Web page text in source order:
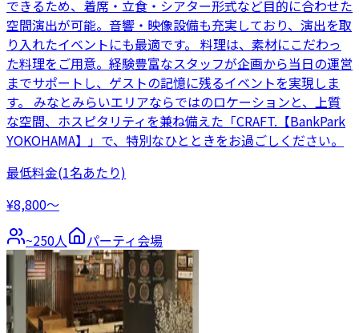
できるため、着席・立食・シアター形式など目的に合わせた
空間演出が可能。音響・映像設備も充実しており、演出を取
り入れたイベントにも最適です。 料理は、素材にこだわっ
た料理をご用意。経験豊富なスタッフが企画から当日の運営
までサポートし、ゲストの記憶に残るイベントを実現しま
す。 みなとみらいエリアならではのロケーションと、上質
な空間、ホスピタリティを兼ね備えた「CRAFT.【BankPark
YOKOHAMA】」で、特別なひとときをお過ごしください。
最低料金(1名あたり)
¥8,800〜
~250人 パーティ会場